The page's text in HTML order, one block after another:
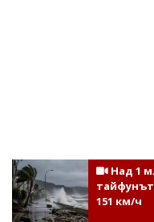
Над 1
151 км/ч